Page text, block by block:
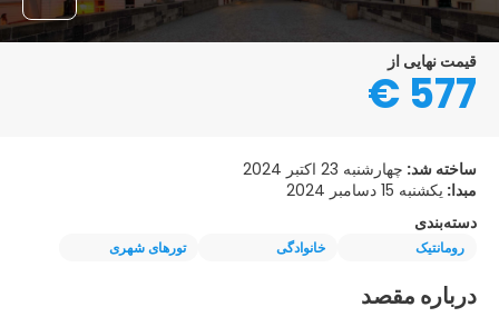
قیمت نهایی از
577 €
ساخته شد: چهارشنبه 23 اکتبر 2024
مبدا: یکشنبه 15 دسامبر 2024
دسته‌بندی
رومانتیک خانوادگی تورهای شهری
درباره مقصد